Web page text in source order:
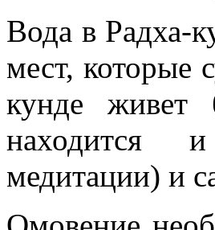
Вода в Радха-
мест, которые
кунде живет
находится
медитации) и